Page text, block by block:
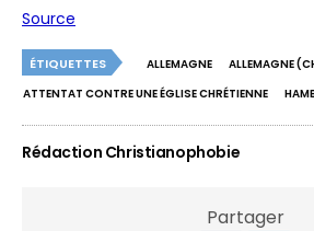
Source
ÉTIQUETTES ALLEMAGNE
ALLEMAGNE
ATTENTAT CONTRE UNE ÉGLISE CHRÉTIENNE
Rédaction Christianophobie
Partager